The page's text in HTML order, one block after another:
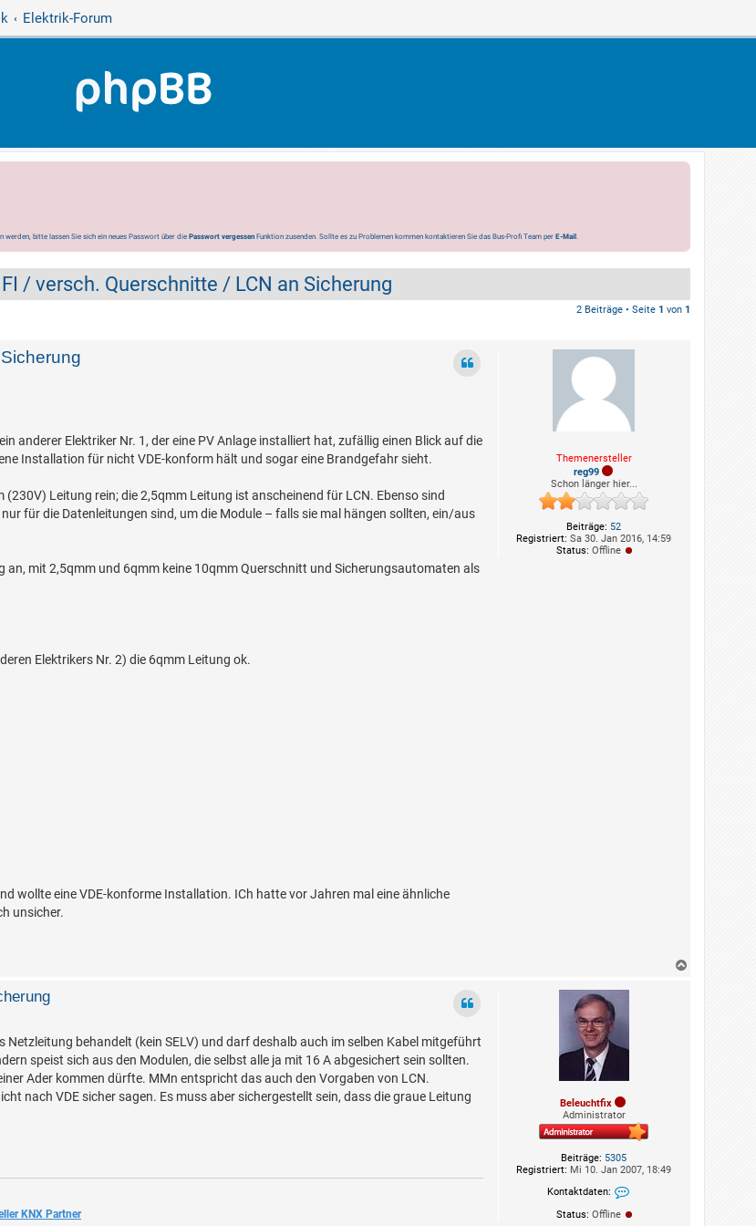
Elektrik-Forum
bitte lassen Sie sich ein neues Passwort über die Passwort vergessen Funktion zusenden. Sollte es zu Problemen kommen kontaktieren Sie das Bus-Profi Team per E-Mail.
/ versch. Querschnitte / LCN an Sicherung
2 Beiträge • Seite 1 von 1
Themenersteller
reg99
Schon länger hier...
Beiträge: 52
Registriert: Sa 30. Jan 2016, 14:59
Status: Offline
anderer Elektriker Nr. 1, der eine PV Anlage installiert hat, zufällig einen Blick auf die
Installation für nicht VDE-konform hält und sogar eine Brandgefahr sieht.
Leitung rein; die 2,5qmm Leitung ist anscheinend für LCN. Ebenso sind
für die Datenleitungen sind, um die Module – falls sie mal hängen sollten, ein/aus
an, mit 2,5qmm und 6qmm keine 10qmm Querschnitt und Sicherungsautomaten als
Elektrikers Nr. 2) die 6qmm Leitung ok.
wollte eine VDE-konforme Installation. ICh hatte vor Jahren mal eine ähnliche
unsicher.
Beleuchtfix
Administrator
Beiträge: 5305
Registriert: Mi 10. Jan 2007, 18:49
Kontaktdaten:
Kontaktdaten von
Status: Offline
Netzleitung behandelt (kein SELV) und darf deshalb auch im selben Kabel mitgeführt
speist sich aus den Modulen, die selbst alle ja mit 16 A abgesichert sein sollten.
Ader kommen dürfte. MMn entspricht das auch den Vorgaben von LCN.
nach VDE sicher sagen. Es muss aber sichergestellt sein, dass die graue Leitung
KNX Partner